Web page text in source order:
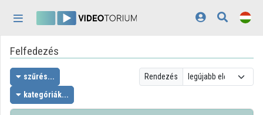
Kezdőlap
Bejelentkezés
Felfedezés
Felfedezés
szűrés...
kategóriák...
Rendezés